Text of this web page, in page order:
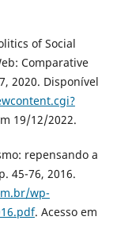
of Social
Comparative
2020. Disponível
19/12/2022.
repensando a
45-76, 2016.
wp-
. Acesso em